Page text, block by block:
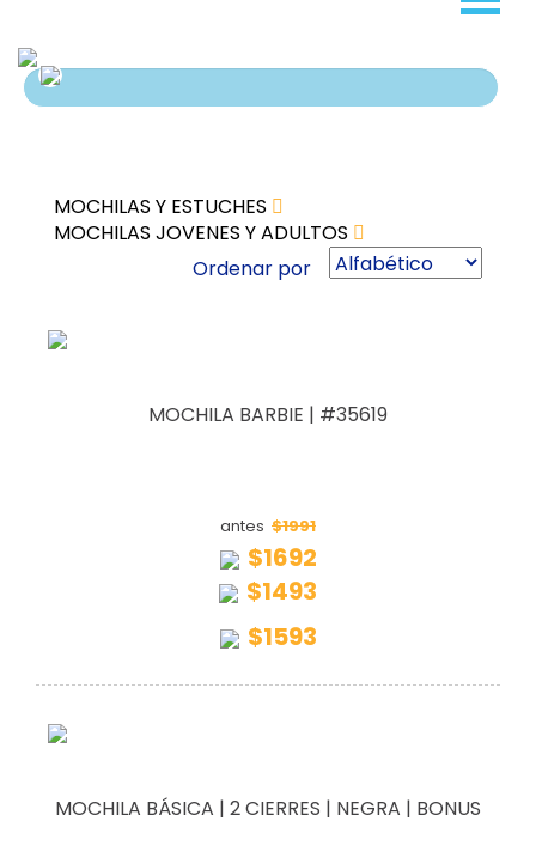
MOCHILAS Y ESTUCHES
MOCHILAS JOVENES Y ADULTOS
Ordenar por
MOCHILA BARBIE | #35619
antes $1991
$1692
$1493
$1593
MOCHILA BÁSICA | 2 CIERRES | NEGRA | BONUS